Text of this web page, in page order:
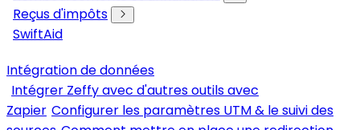
Reçus d'impôts
SwiftAid
Intégration de données
Intégrer Zeffy avec d'autres outils avec
Zapier Configurer les paramètres UTM & le suivi des